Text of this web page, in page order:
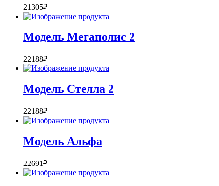
21305₽
Модель Мегаполис 2
22188₽
Модель Стелла 2
22188₽
Модель Альфа
22691₽